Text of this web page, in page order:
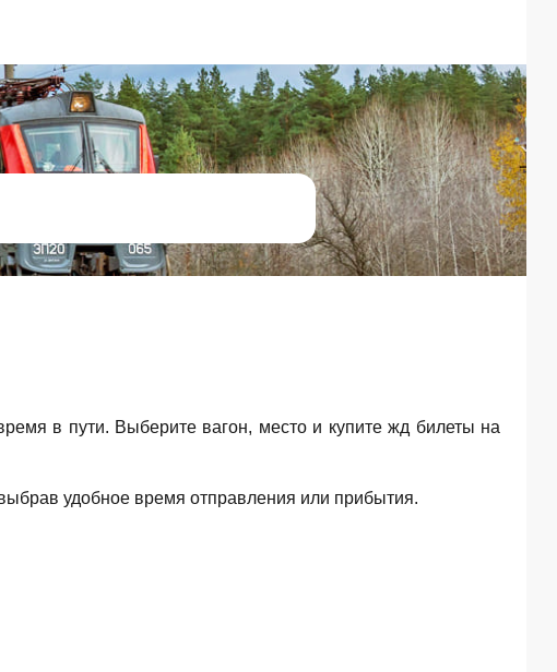
в пути. Выберите вагон, место и купите жд билеты на
удобное время отправления или прибытия.